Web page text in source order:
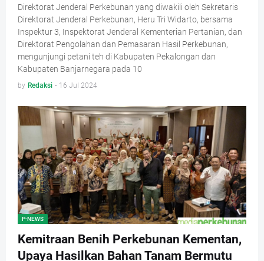
Direktorat Jenderal Perkebunan yang diwakili oleh Sekretaris
Direktorat Jenderal Perkebunan, Heru Tri Widarto, bersama
Inspektur 3, Inspektorat Jenderal Kementerian Pertanian, dan
Direktorat Pengolahan dan Pemasaran Hasil Perkebunan,
mengunjungi petani teh di Kabupaten Pekalongan dan
Kabupaten Banjarnegara pada 10
by Redaksi - 16 Jul 2024
P-NEWS
Kemitraan Benih Perkebunan Kementan,
Upaya Hasilkan Bahan Tanam Bermutu